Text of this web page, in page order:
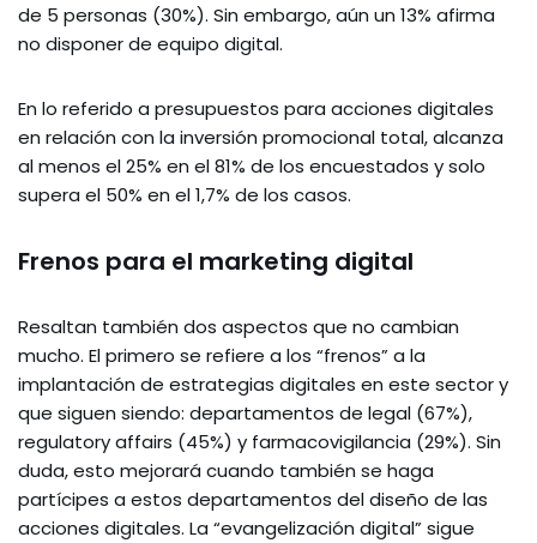
de 5 personas (30%). Sin embargo, aún un 13% afirma
no disponer de equipo digital.
En lo referido a presupuestos para acciones digitales
en relación con la inversión promocional total, alcanza
al menos el 25% en el 81% de los encuestados y solo
supera el 50% en el 1,7% de los casos.
Frenos para el marketing digital
Resaltan también dos aspectos que no cambian
mucho. El primero se refiere a los “frenos” a la
implantación de estrategias digitales en este sector y
que siguen siendo: departamentos de legal (67%),
regulatory affairs (45%) y farmacovigilancia (29%). Sin
duda, esto mejorará cuando también se haga
partícipes a estos departamentos del diseño de las
acciones digitales. La “evangelización digital” sigue